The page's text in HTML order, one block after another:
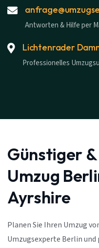
Antworten & Hilfe per
Lichtenrader
Professionelles
Günstiger
Umzug
Ayrshire
Planen Sie Ihren Umzug
Umzugsexperte Berlin